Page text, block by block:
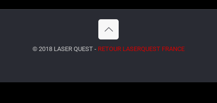
© 2018 LASER QUEST - RETOUR LASERQUEST FRANCE